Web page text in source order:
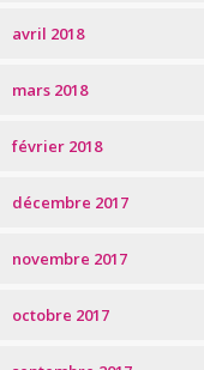
avril 2018
mars 2018
février 2018
décembre 2017
novembre 2017
octobre 2017